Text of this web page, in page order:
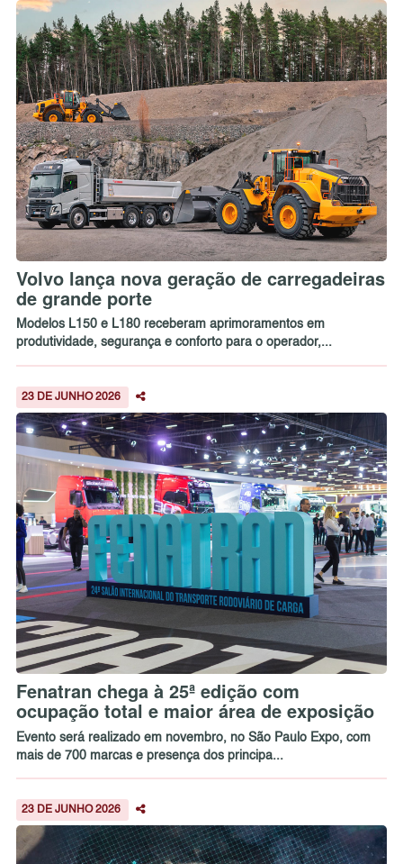
Volvo lança nova geração de carregadeiras
de grande porte
Modelos L150 e L180 receberam aprimoramentos em
produtividade, segurança e conforto para o operador,...
23 DE JUNHO 2026
Fenatran chega à 25ª edição com
ocupação total e maior área de exposição
Evento será realizado em novembro, no São Paulo Expo, com
mais de 700 marcas e presença dos principa...
23 DE JUNHO 2026